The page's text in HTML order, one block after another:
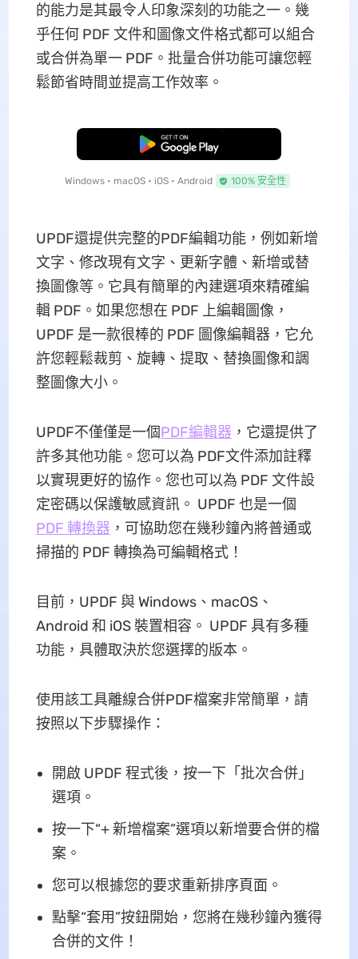
的能力是其最令人印象深刻的功能之一。幾
乎任何 PDF 文件和圖像文件格式都可以組合
或合併為單一 PDF。批量合併功能可讓您輕
鬆節省時間並提高工作效率。
免費下載
Windows • macOS • iOS • Android 100% 安全性
UPDF還提供完整的PDF編輯功能，例如新增
文字、修改現有文字、更新字體、新增或替
換圖像等。它具有簡單的內建選項來精確編
輯 PDF。如果您想在 PDF 上編輯圖像，
UPDF 是一款很棒的 PDF 圖像編輯器，它允
許您輕鬆裁剪、旋轉、提取、替換圖像和調
整圖像大小。
UPDF不僅僅是一個PDF編輯器 ，它還提供了
許多其他功能。您可以為 PDF文件添加註釋
以實現更好的協作。您也可以為 PDF 文件設
定密碼以保護敏感資訊。 UPDF 也是一個
PDF 轉換器 ，可協助您在幾秒鐘內將普通或
掃描的 PDF 轉換為可編輯格式！
目前，UPDF 與 Windows、macOS、
Android 和 iOS 裝置相容。 UPDF 具有多種
功能，具體取決於您選擇的版本。
使用該工具離線合併PDF檔案非常簡單，請
按照以下步驟操作：
開啟 UPDF 程式後，按一下「批次合併」
選項。
按一下“+ 新增檔案”選項以新增要合併的檔
案。
您可以根據您的要求重新排序頁面。
點擊“套用”按鈕開始，您將在幾秒鐘內獲得
合併的文件！